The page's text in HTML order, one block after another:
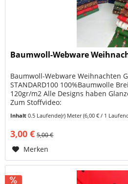
Baumwoll-Webware
Baumwoll-Webware Weihnachten
STANDARD100 100%Baumwolle
120gr/m2 Alle Designs haben
Zum Stoffvideo:
weihnachtlichen...
Inhalt0.5 Laufende(r) Meter(6,00 € / 1
3,00 € 5,00 €
Merken